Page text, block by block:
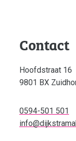
Contact
Hoofdstraat 16
9801 BX
0594-501 501